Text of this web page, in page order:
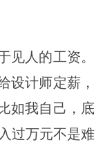
见人的工资。
设计师定薪，
如我自己，底
过万元不是难